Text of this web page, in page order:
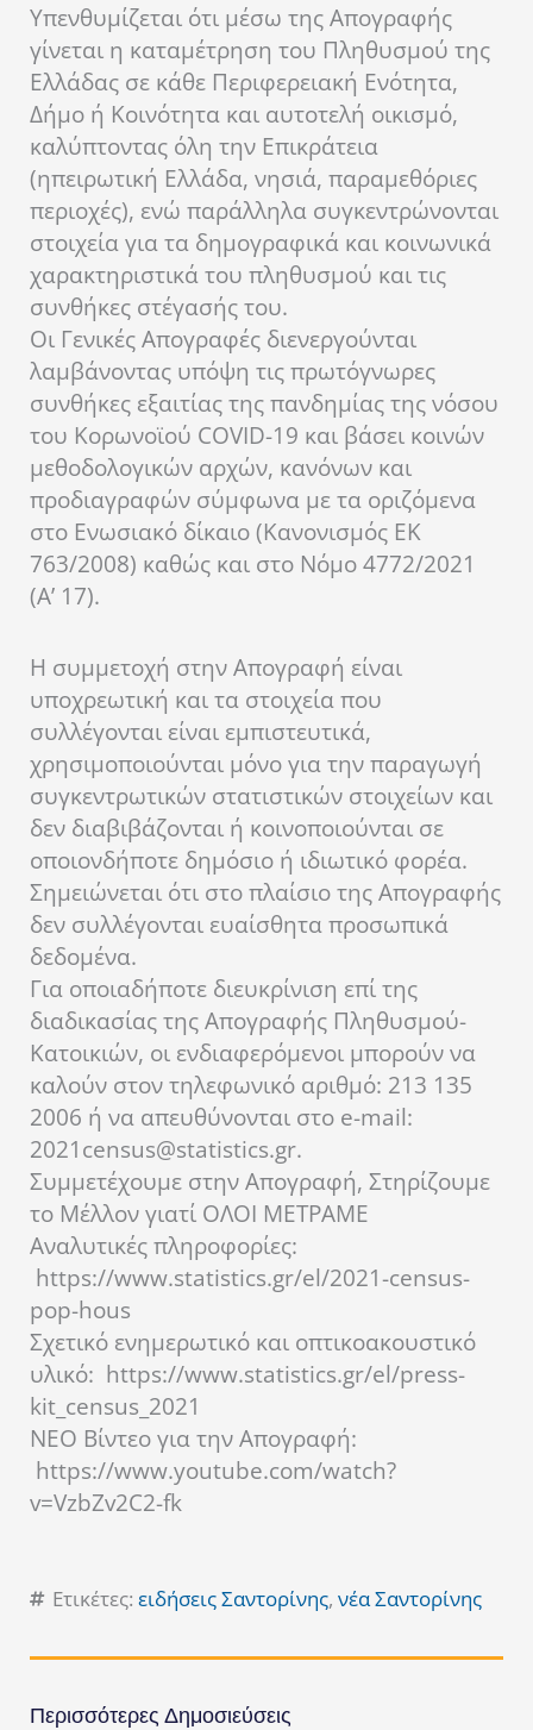
Υπενθυμίζεται ότι μέσω της Απογραφής
γίνεται η καταμέτρηση του Πληθυσμού της
Ελλάδας σε κάθε Περιφερειακή Ενότητα,
Δήμο ή Κοινότητα και αυτοτελή οικισμό,
καλύπτοντας όλη την Επικράτεια
(ηπειρωτική Ελλάδα, νησιά, παραμεθόριες
περιοχές), ενώ παράλληλα συγκεντρώνονται
στοιχεία για τα δημογραφικά και κοινωνικά
χαρακτηριστικά του πληθυσμού και τις
συνθήκες στέγασής του.
Οι Γενικές Απογραφές διενεργούνται
λαμβάνοντας υπόψη τις πρωτόγνωρες
συνθήκες εξαιτίας της πανδημίας της νόσου
του Κορωνοϊού COVID-19 και βάσει κοινών
μεθοδολογικών αρχών, κανόνων και
προδιαγραφών σύμφωνα με τα οριζόμενα
στο Ενωσιακό δίκαιο (Κανονισμός ΕΚ
763/2008) καθώς και στο Νόμο 4772/2021
(Α’ 17).
Η συμμετοχή στην Απογραφή είναι
υποχρεωτική και τα στοιχεία που
συλλέγονται είναι εμπιστευτικά,
χρησιμοποιούνται μόνο για την παραγωγή
συγκεντρωτικών στατιστικών στοιχείων και
δεν διαβιβάζονται ή κοινοποιούνται σε
οποιονδήποτε δημόσιο ή ιδιωτικό φορέα.
Σημειώνεται ότι στο πλαίσιο της Απογραφής
δεν συλλέγονται ευαίσθητα προσωπικά
δεδομένα.
Για οποιαδήποτε διευκρίνιση επί της
διαδικασίας της Απογραφής Πληθυσμού-
Κατοικιών, οι ενδιαφερόμενοι μπορούν να
καλούν στον τηλεφωνικό αριθμό: 213 135
2006 ή να απευθύνονται στο e-mail:
2021census@statistics.gr.
Συμμετέχουμε στην Απογραφή, Στηρίζουμε
το Μέλλον γιατί ΟΛΟΙ ΜΕΤΡΑΜΕ
Αναλυτικές πληροφορίες:
https://www.statistics.gr/el/2021-census-
pop-hous
Σχετικό ενημερωτικό και οπτικοακουστικό
υλικό: https://www.statistics.gr/el/press-
kit_census_2021
ΝΕΟ Βίντεο για την Απογραφή:
https://www.youtube.com/watch?
v=VzbZv2C2-fk
Ετικέτες: ειδήσεις Σαντορίνης, νέα Σαντορίνης
Περισσότερες Δημοσιεύσεις